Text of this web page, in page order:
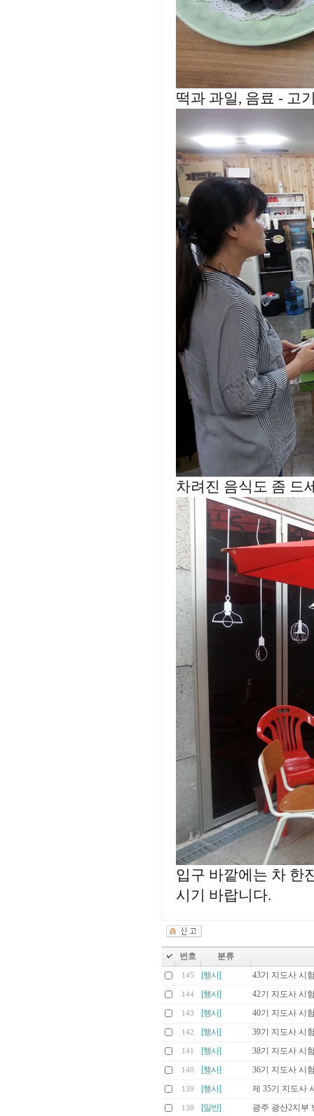
떡과 과일, 음료 - 고
차려진 음식도 좀 드
입구 바깥에는 차 한
시기 바랍니다.
번호 분류
145 [행사] 43기 지도사 시
144 [행사] 42기 지도사 시
143 [행사] 40기 지도사 시
142 [행사] 39기 지도사 시
141 [행사] 38기 지도사 시
140 [행사] 36기 지도사 시
139 [행사] 제 35기 지도사
138 [일반] 광주 광산2지부